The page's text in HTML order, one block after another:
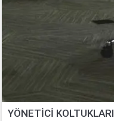
YÖNETİCİ KOLTUKLARI